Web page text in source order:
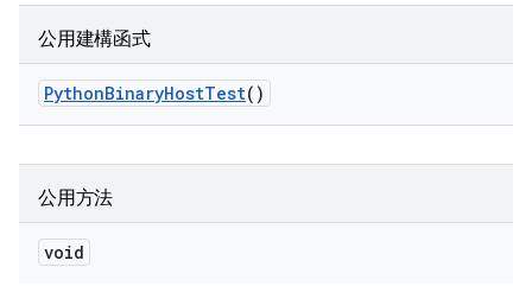
公用建構函式
PythonBinaryHostTest()
公用方法
void